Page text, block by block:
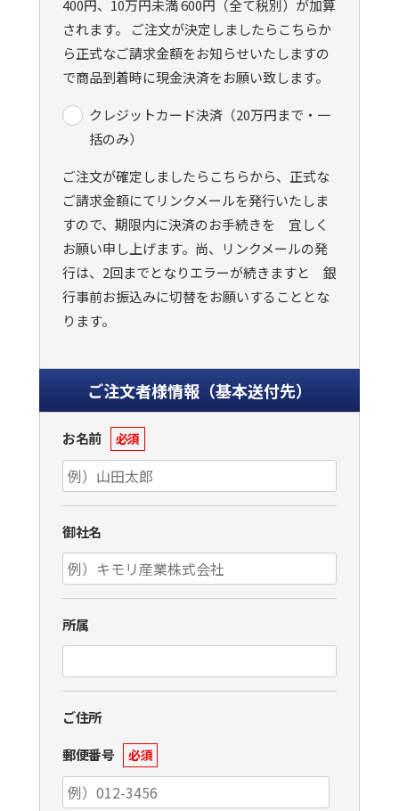
400円、10万円未満 600円（全て税別）が加算
されます。 ご注文が決定しましたらこちらか
ら正式なご請求金額をお知らせいたしますの
で商品到着時に現金決済をお願い致します。
クレジットカード決済（20万円まで・一
括のみ）
ご注文が確定しましたらこちらから、正式な
ご請求金額にてリンクメールを発行いたしま
すので、期限内に決済のお手続きを 宜しく
お願い申し上げます。尚、リンクメールの発
行は、2回までとなりエラーが続きますと 銀
行事前お振込みに切替をお願いすることとな
ります。
ご注文者様情報（基本送付先）
お名前 必須
御社名
所属
ご住所
郵便番号
必須